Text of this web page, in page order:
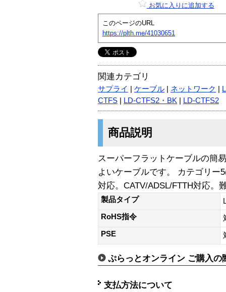
お気に入りに追加する
このページのURL
https://plth.me/41030651
関連カテゴリ
サプライ ケーブル ネットワーク
CTFS
LD-CTFS2・BK LD-CTFS2
商品説明
スーパーフラットケーブルの簡
よいケーブルです。 カテゴリー
対応。CATV/ADSL/FTTH対応。
製品タイプ
RoHS指令
PSE
ぷらっとオンライン ご購入の
支払方法について